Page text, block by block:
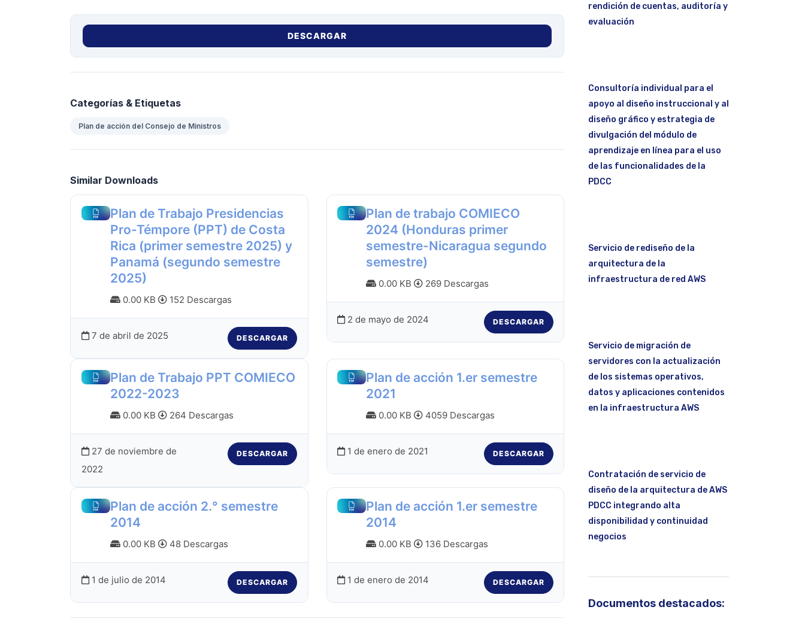
DESCARGAR
Categorías & Etiquetas
Plan de acción del Consejo de Ministros
Similar Downloads
Plan de Trabajo Presidencias
Pro-Témpore (PPT) de Costa
Rica (primer semestre 2025) y
Panamá (segundo semestre
2025)
0.00 KB 152 Descargas
7 de abril de 2025 DESCARGAR
Plan de trabajo COMIECO
2024 (Honduras primer
semestre-Nicaragua segundo
semestre)
0.00 KB 269 Descargas
2 de mayo de 2024 DESCARGAR
Plan de Trabajo PPT COMIECO
2022-2023
0.00 KB 264 Descargas
27 de noviembre de
2022
DESCARGAR
Plan de acción 1.er semestre
2021
0.00 KB 4059 Descargas
1 de enero de 2021 DESCARGAR
Plan de acción 2.° semestre
2014
0.00 KB 48 Descargas
1 de julio de 2014 DESCARGAR
Plan de acción 1.er semestre
2014
0.00 KB 136 Descargas
1 de enero de 2014 DESCARGAR
rendición de cuentas, auditoría y
evaluación
Consultoría individual para el
apoyo al diseño instruccional y al
diseño gráfico y estrategia de
divulgación del módulo de
aprendizaje en línea para el uso
de las funcionalidades de la
PDCC
Servicio de rediseño de la
arquitectura de la
infraestructura de red AWS
Servicio de migración de
servidores con la actualización
de los sistemas operativos,
datos y aplicaciones contenidos
en la infraestructura AWS
Contratación de servicio de
diseño de la arquitectura de AWS
PDCC integrando alta
disponibilidad y continuidad
negocios
Documentos destacados: